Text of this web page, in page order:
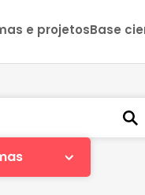
e projetosBase